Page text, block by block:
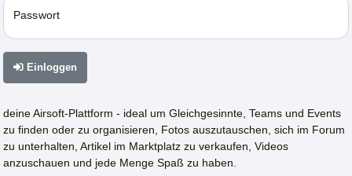
Passwort
Einloggen
deine Airsoft-Plattform - ideal um Gleichgesinnte, Teams und Events
zu finden oder zu organisieren, Fotos auszutauschen, sich im Forum
zu unterhalten, Artikel im Marktplatz zu verkaufen, Videos
anzuschauen und jede Menge Spaß zu haben.